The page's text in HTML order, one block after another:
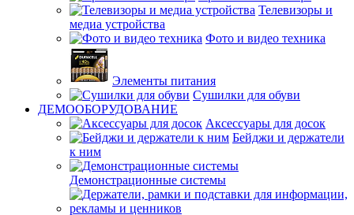
Телевизоры и
медиа устройства
Фото и видео техника
Элементы питания
Сушилки для обуви
ДЕМООБОРУДОВАНИЕ
Аксессуары для досок
Бейджи и держатели
к ним
Демонстрационные системы